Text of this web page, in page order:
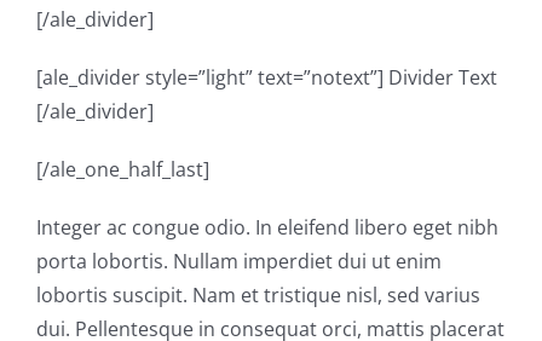
[/ale_divider]
[ale_divider style=”light” text=”notext”] Divider Text
[/ale_divider]
[/ale_one_half_last]
Integer ac congue odio. In eleifend libero eget nibh
porta lobortis. Nullam imperdiet dui ut enim
lobortis suscipit. Nam et tristique nisl, sed varius
dui. Pellentesque in consequat orci, mattis placerat